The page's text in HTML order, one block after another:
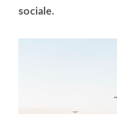
sociale.